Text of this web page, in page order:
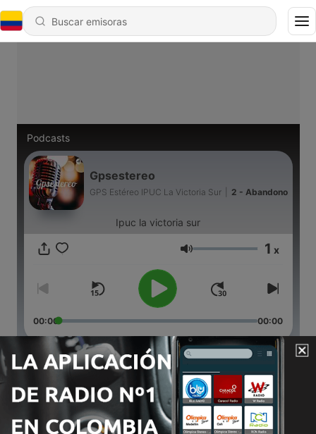
Podcasts
Gpsestereo
GPS Estéreo IPUC La Victoria Sur 2 - Abandono
Ipuc la victoria sur
Volumen 1 x
00:00 00:00
Episodios
Abandono
02 mayo 2020